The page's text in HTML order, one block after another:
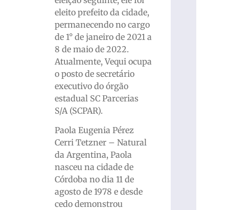
eleito prefeito da cidade,
permanecendo no cargo
de 1° de janeiro de 2021 a
8 de maio de 2022.
Atualmente, Vequi ocupa
o posto de secretário
executivo do órgão
estadual SC Parcerias
S/A (SCPAR).
Paola Eugenia Pérez
Cerri Tetzner – Natural
da Argentina, Paola
nasceu na cidade de
Córdoba no dia 11 de
agosto de 1978 e desde
cedo demonstrou